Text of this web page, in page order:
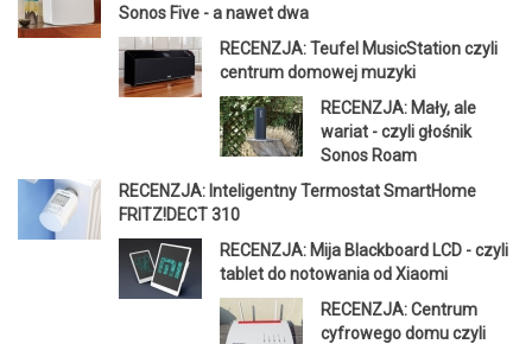
Sonos Five - a nawet dwa
RECENZJA: Teufel MusicStation czyli
centrum domowej muzyki
RECENZJA: Mały, ale
wariat - czyli głośnik
Sonos Roam
RECENZJA: Inteligentny Termostat SmartHome
FRITZ!DECT 310
RECENZJA: Mija Blackboard LCD - czyli
tablet do notowania od Xiaomi
RECENZJA: Centrum
cyfrowego domu czyli